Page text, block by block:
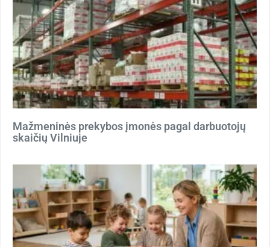
Mažmeninės prekybos įmonės pagal darbuotojų
skaičių Vilniuje